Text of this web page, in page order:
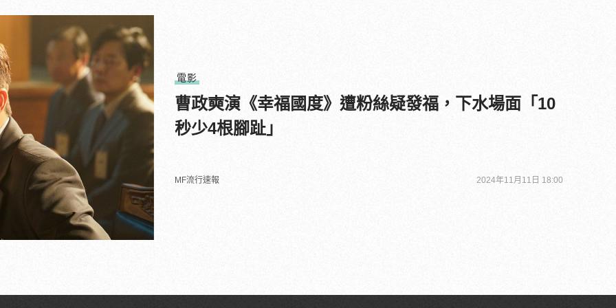
電影
曹政奭演《幸福國度》遭粉絲疑發福，下水場面「10
秒少4根腳趾」
MF流行速報 2024年11月11日 18:00